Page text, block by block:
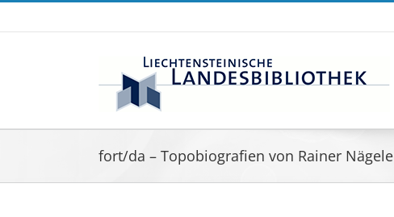
Zum
springen
fort/da – Topobiografien von Rainer Nägele